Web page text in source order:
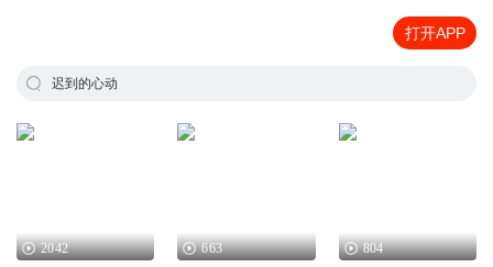
打开APP
迟到的心动
2042 663 804